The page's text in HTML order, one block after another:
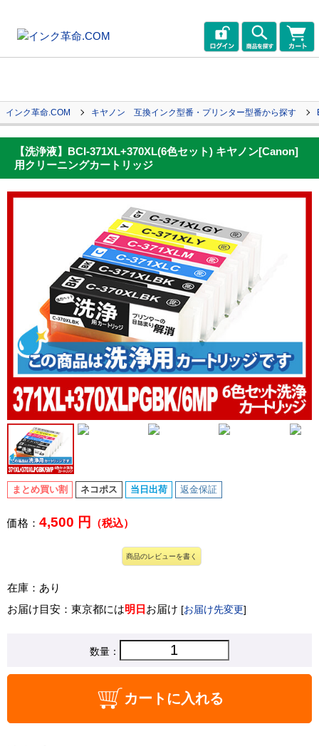
インク革命.COM キヤノン 互換インク型番・プリンター型番から探す
【洗浄液】BCI-371XL+370XL(6色セット) キヤノン[Canon]
用クリーニングカートリッジ
まとめ買い割 ネコポス 当日出荷 返金保証
価格： 4,500 円 （税込）
商品のレビューを書く
在庫：あり
お届け目安：東京都には明日 お届け [お届け先変更]
数量：
カートに入れる